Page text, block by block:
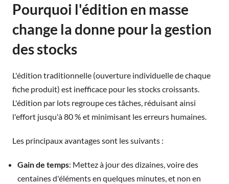
Pourquoi l'édition en masse
change la donne pour la gestion
des stocks
L'édition traditionnelle (ouverture individuelle de chaque
fiche produit) est inefficace pour les stocks croissants.
L'édition par lots regroupe ces tâches, réduisant ainsi
l'effort jusqu'à 80 % et minimisant les erreurs humaines.
Les principaux avantages sont les suivants :
Gain de temps: Mettez à jour des dizaines, voire des
centaines d'éléments en quelques minutes, et non en